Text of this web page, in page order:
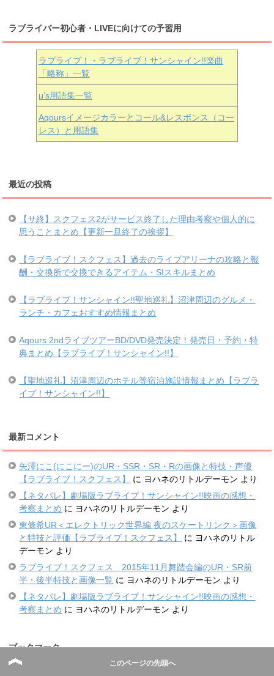
ラブライバー初心者・LIVEに向けての予習用
ラブライブ！・ラブライブ！サンシャイン!!楽曲
「略称」一覧
μ’s用語集一覧
Aqoursイメージカラーとコール&レスポンス（コー
レス）と用語集
最近の投稿
【サ終】スクフェス2がサービス終了した理由考察や個人的に
思うことまとめ【更新一旦終了の挨拶】
【ラブライブ！スクフェス】過去のライブアリーナの攻略と報
酬・交換所で交換できるアイテム・SIスキルまとめ
【ラブライブ！サンシャイン!!聖地巡礼】沼津周辺のグルメ・
ランチ・カフェおすすめ情報まとめ
Aqours 2ndライブツアーBD/DVD発売決定！発売日・予約・特
典まとめ【ラブライブ！サンシャイン!!】
【聖地巡礼】沼津周辺のホテル等宿泊施設情報まとめ【ラブラ
イブ！サンシャイン!!】
最新コメント
矢澤にこ(にこにー)のUR・SSR・SR・Rの画像と特技・声優
【ラブライブ！スクフェス】
に ヨハネのリトルデーモン より
【ネタバレ】劇場版ラブライブ！サンシャイン!!映画の感想・
考察まとめ に ヨハネのリトルデーモン より
東條希UR＜エレクトリック世界編 夜のスケートリンク＞画像
と特技と評価【ラブライブ！スクフェス】
に ヨハネのリトル
デーモン より
ラブライブ！スクフェス 2015年11月舞踏会編のUR・SR前
半・後半特技と画像一覧 に ヨハネのリトルデーモン より
【ネタバレ】劇場版ラブライブ！サンシャイン!!映画の感想・
考察まとめ に ヨハネのリトルデーモン より
ブックマーク
このページの先頭へ